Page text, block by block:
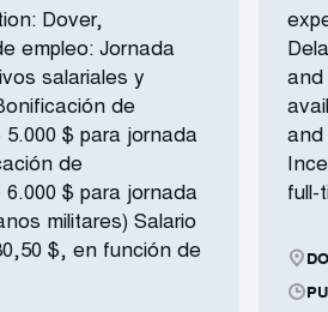
Dover,
empleo: Jornada
salariales y
de
$ para jornada
de
$ para jornada
militares) Salario
$, en función de
and
and
full-